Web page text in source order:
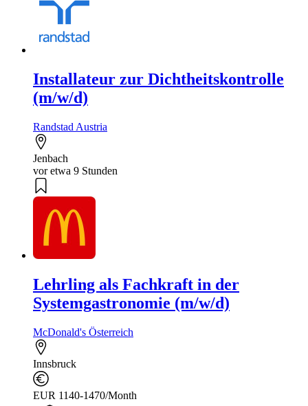
Installateur zur Dichtheitskontrolle
(m/w/d)
Randstad Austria
Jenbach
vor etwa 9 Stunden
Lehrling als Fachkraft in der
Systemgastronomie (m/w/d)
McDonald's Österreich
Innsbruck
EUR 1140-1470/Month